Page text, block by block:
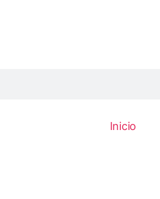
Inicio